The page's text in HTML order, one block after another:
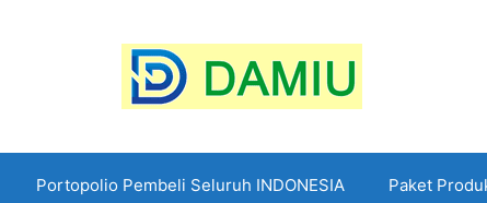
Portopolio Pembeli Seluruh INDONESIA Paket